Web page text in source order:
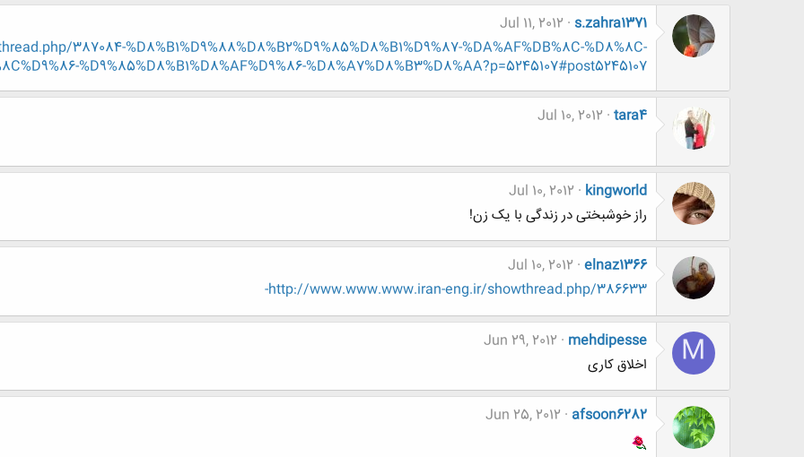
s.zahra1371
Jul 11, 2012
387084-%D8%B1%D9%88%D8%B2%D9%85%D8%B1%D9%87-%DA%AF%DB%8C-%D8%8C-
%D9%85%D8%B1%D8%AF%D9%86-%D8%A7%D8%B3%D8%AA?p=5245107#post5245107
tara4
Jul 10, 2012
kingworld
Jul 10, 2012
راز خوشبختی در زندگی با یک زن!
elnaz1366
Jul 10, 2012
http://www.www.www.iran-eng.ir/showthread.php/386633-
M
mehdipesse
Jun 29, 2012
اخلاق کاری
afsoon6282
Jun 25, 2012